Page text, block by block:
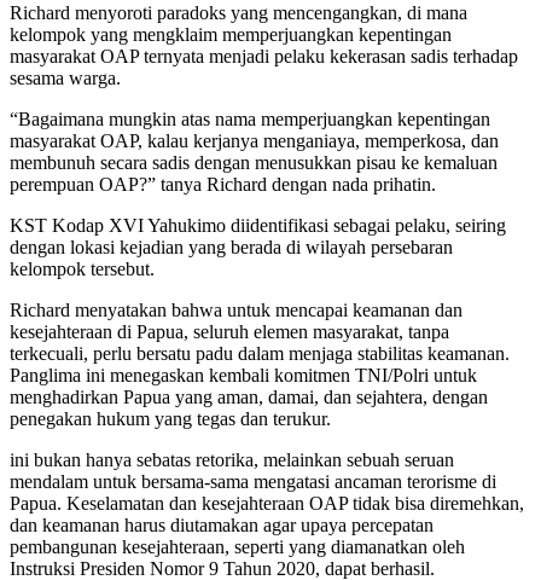
Richard menyoroti paradoks yang mencengangkan, di mana
kelompok yang mengklaim memperjuangkan kepentingan
masyarakat OAP ternyata menjadi pelaku kekerasan sadis terhadap
sesama warga.
“Bagaimana mungkin atas nama memperjuangkan kepentingan
masyarakat OAP, kalau kerjanya menganiaya, memperkosa, dan
membunuh secara sadis dengan menusukkan pisau ke kemaluan
perempuan OAP?” tanya Richard dengan nada prihatin.
KST Kodap XVI Yahukimo diidentifikasi sebagai pelaku, seiring
dengan lokasi kejadian yang berada di wilayah persebaran
kelompok tersebut.
Richard menyatakan bahwa untuk mencapai keamanan dan
kesejahteraan di Papua, seluruh elemen masyarakat, tanpa
terkecuali, perlu bersatu padu dalam menjaga stabilitas keamanan.
Panglima ini menegaskan kembali komitmen TNI/Polri untuk
menghadirkan Papua yang aman, damai, dan sejahtera, dengan
penegakan hukum yang tegas dan terukur.
ini bukan hanya sebatas retorika, melainkan sebuah seruan
mendalam untuk bersama-sama mengatasi ancaman terorisme di
Papua. Keselamatan dan kesejahteraan OAP tidak bisa diremehkan,
dan keamanan harus diutamakan agar upaya percepatan
pembangunan kesejahteraan, seperti yang diamanatkan oleh
Instruksi Presiden Nomor 9 Tahun 2020, dapat berhasil.